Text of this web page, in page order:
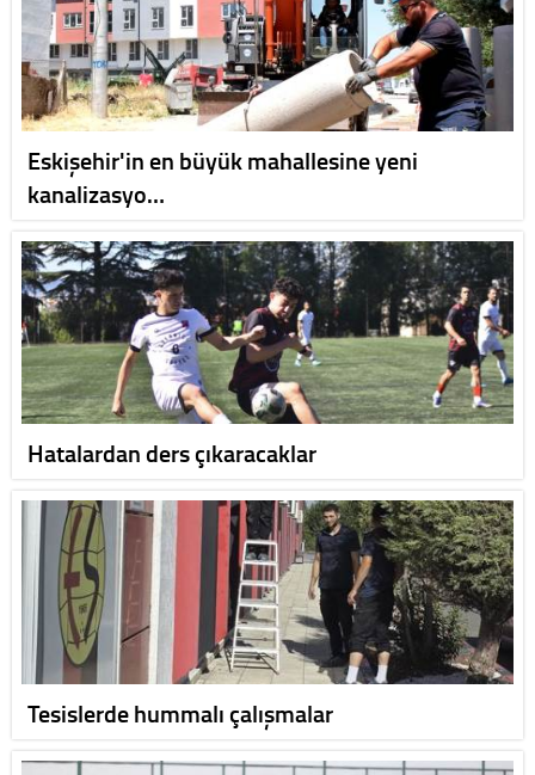
Eskişehir'in en büyük mahallesine yeni
kanalizasyo…
Hatalardan ders çıkaracaklar
Tesislerde hummalı çalışmalar